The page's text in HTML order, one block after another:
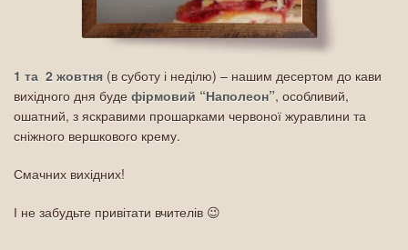
1 та 2 жовтня (в суботу і неділю) – нашим десертом до кави
вихідного дня буде фірмовий “Наполеон”, особливий,
ошатний, з яскравими прошарками червоної журавлини та
сніжного вершкового крему.
Смачних вихідних!
І не забудьте привітати вчителів 😉